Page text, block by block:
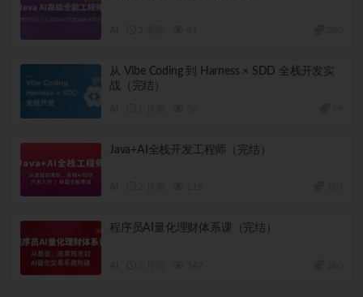
从 Vibe Coding 到 Harness × SDD 全栈开发实
战（完结）
Java+AI全栈开发工程师（完结）
程序员AI量化理财体系课（完结）